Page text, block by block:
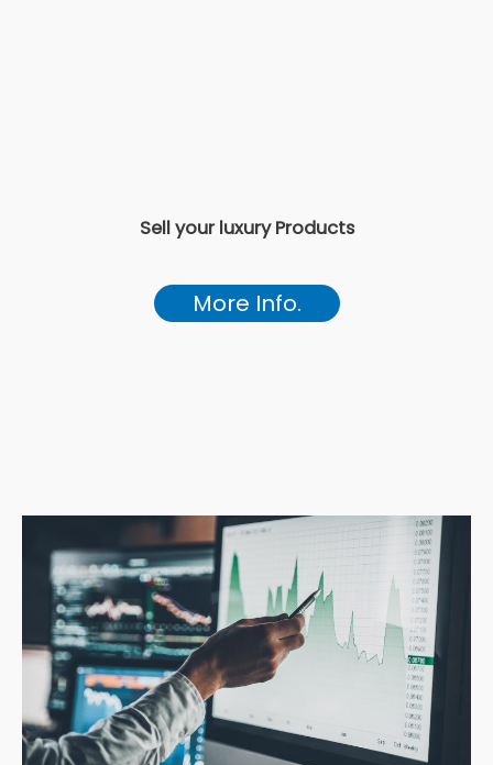
Sell your luxury Products
More Info.